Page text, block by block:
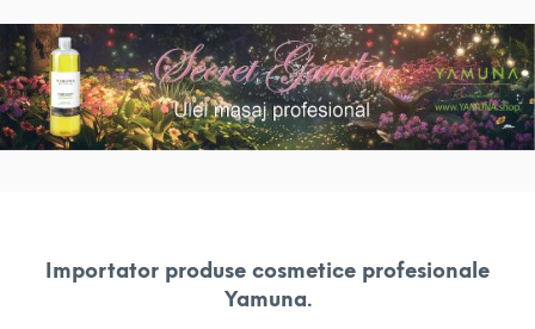
Importator produse cosmetice profesionale
Yamuna.